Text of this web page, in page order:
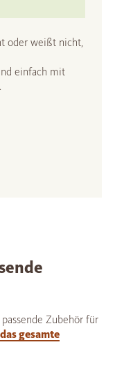
oder weißt nicht,
einfach mit
.
Zubehör für
gesamte